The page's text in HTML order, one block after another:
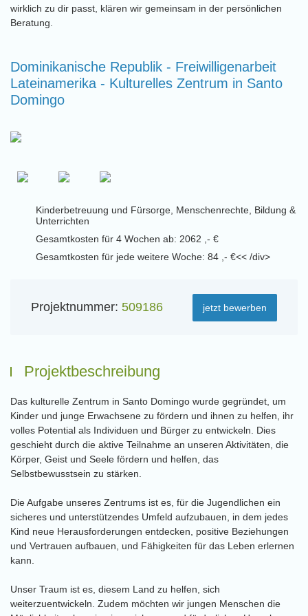
wirklich zu dir passt, klären wir gemeinsam in der persönlichen
Beratung.
Dominikanische Republik - Freiwilligenarbeit
Lateinamerika - Kulturelles Zentrum in Santo
Domingo
Kinderbetreuung und Fürsorge, Menschenrechte, Bildung &
Unterrichten
Gesamtkosten für 4 Wochen ab: 2062 ,- €
Gesamtkosten für jede weitere Woche: 84 ,- €<< /div>
Projektnummer: 509186 jetzt bewerben
Projektbeschreibung
Das kulturelle Zentrum in Santo Domingo wurde gegründet, um
Kinder und junge Erwachsene zu fördern und ihnen zu helfen, ihr
volles Potential als Individuen und Bürger zu entwickeln. Dies
geschieht durch die aktive Teilnahme an unseren Aktivitäten, die
Körper, Geist und Seele fördern und helfen, das
Selbstbewusstsein zu stärken.
Die Aufgabe unseres Zentrums ist es, für die Jugendlichen ein
sicheres und unterstützendes Umfeld aufzubauen, in dem jedes
Kind neue Herausforderungen entdecken, positive Beziehungen
und Vertrauen aufbauen, und Fähigkeiten für das Leben erlernen
kann.
Unser Traum ist es, diesem Land zu helfen, sich
weiterzuentwickeln. Zudem möchten wir jungen Menschen die